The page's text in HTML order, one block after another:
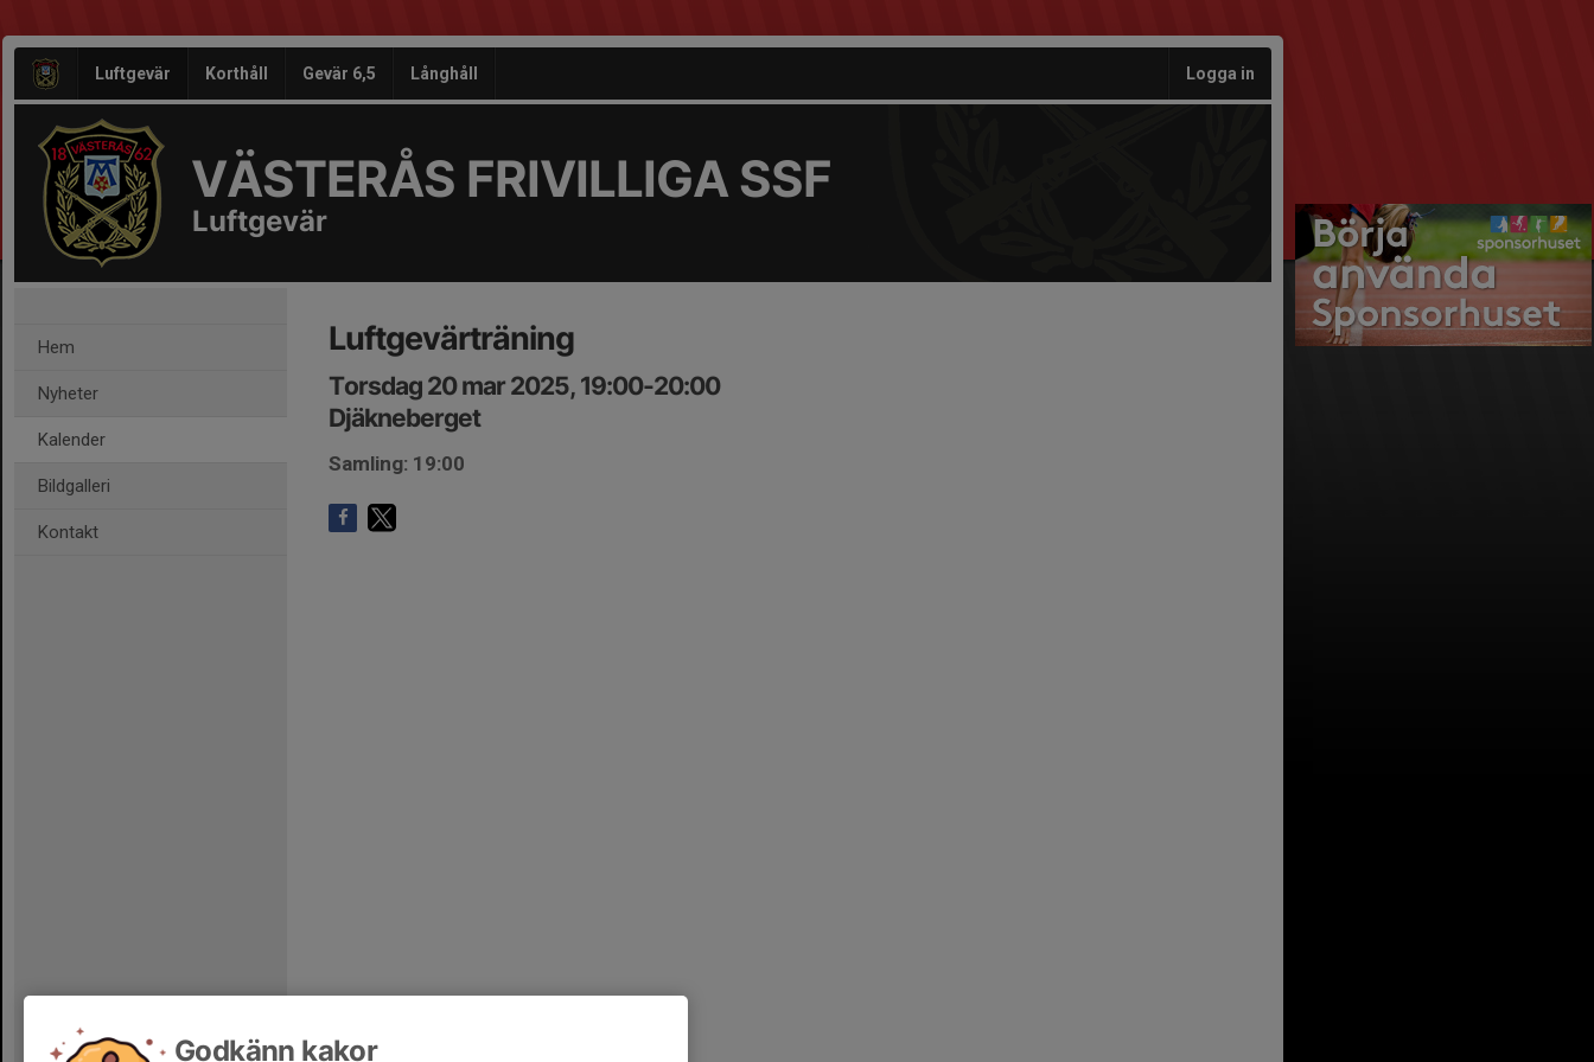
Luftgevär Korthåll Gevär 6,5 Långhåll Logga in
VÄSTERÅS FRIVILLIGA SSF
Luftgevär
Hem
Nyheter
Kalender
Bildgalleri
Kontakt
Luftgevärträning
Torsdag 20 mar 2025, 19:00-20:00
Djäkneberget
Samling: 19:00
Godkänn kakor